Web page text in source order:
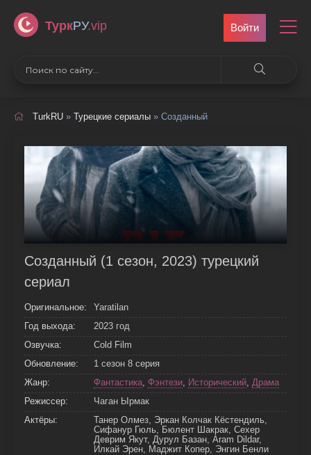
ТуркРУ.vip Войти
TurkRU » Турецкие сериалы » Созданный
Созданный (1 сезон, 2023) турецкий
сериал
Оригинальное:
Yaratilan
Год выхода:
2023 год
Озвучка:
Cold Film
Обновление:
1 сезон 8 серия
Жанр:
Фантастика, Фэнтези, Исторический, Драма
Режиссер:
Чаган Ырмак
Актёры:
Танер Олмез, Эркан Колчак Кёстендиль,
Сифанур Гюль, Бюлент Шакрак, Сехер
Деврим Якут, Дурул Базан, Aram Dildar,
Илкай Эрен, Маджит Копер, Энгин Бенли